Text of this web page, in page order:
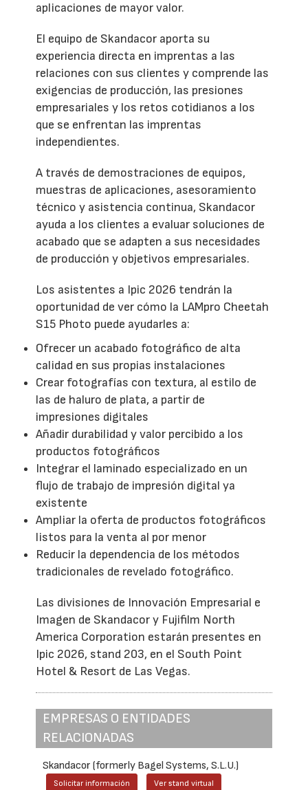
aplicaciones de mayor valor.
El equipo de Skandacor aporta su
experiencia directa en imprentas a las
relaciones con sus clientes y comprende las
exigencias de producción, las presiones
empresariales y los retos cotidianos a los
que se enfrentan las imprentas
independientes.
A través de demostraciones de equipos,
muestras de aplicaciones, asesoramiento
técnico y asistencia continua, Skandacor
ayuda a los clientes a evaluar soluciones de
acabado que se adapten a sus necesidades
de producción y objetivos empresariales.
Los asistentes a Ipic 2026 tendrán la
oportunidad de ver cómo la LAMpro Cheetah
S15 Photo puede ayudarles a:
Ofrecer un acabado fotográfico de alta
calidad en sus propias instalaciones
Crear fotografías con textura, al estilo de
las de haluro de plata, a partir de
impresiones digitales
Añadir durabilidad y valor percibido a los
productos fotográficos
Integrar el laminado especializado en un
flujo de trabajo de impresión digital ya
existente
Ampliar la oferta de productos fotográficos
listos para la venta al por menor
Reducir la dependencia de los métodos
tradicionales de revelado fotográfico.
Las divisiones de Innovación Empresarial e
Imagen de Skandacor y Fujifilm North
America Corporation estarán presentes en
Ipic 2026, stand 203, en el South Point
Hotel & Resort de Las Vegas.
EMPRESAS O ENTIDADES
RELACIONADAS
Skandacor (formerly Bagel Systems, S.L.U.)
Solicitar información Ver stand virtual